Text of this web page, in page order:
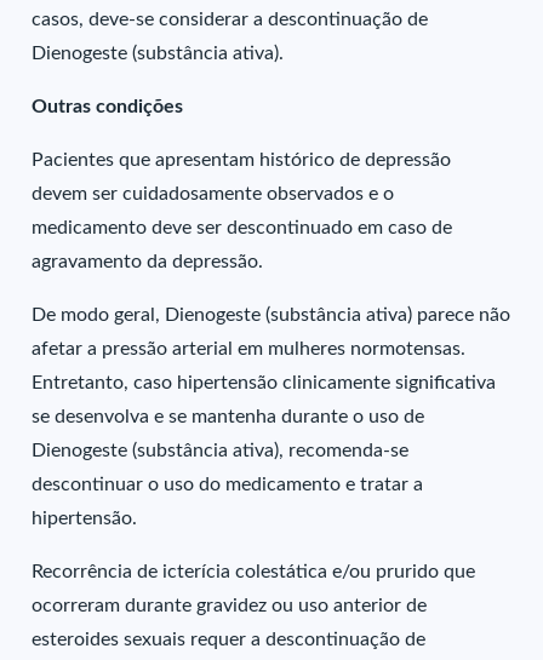
casos, deve-se considerar a descontinuação de
Dienogeste (substância ativa).
Outras condições
Pacientes que apresentam histórico de depressão
devem ser cuidadosamente observados e o
medicamento deve ser descontinuado em caso de
agravamento da depressão.
De modo geral, Dienogeste (substância ativa) parece não
afetar a pressão arterial em mulheres normotensas.
Entretanto, caso hipertensão clinicamente significativa
se desenvolva e se mantenha durante o uso de
Dienogeste (substância ativa), recomenda-se
descontinuar o uso do medicamento e tratar a
hipertensão.
Recorrência de icterícia colestática e/ou prurido que
ocorreram durante gravidez ou uso anterior de
esteroides sexuais requer a descontinuação de